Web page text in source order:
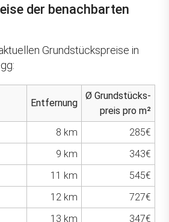
der benachbarten
Grundstückspreise in
Entfernung
Ø Grundstücks-
preis pro m²
8 km
285€
9 km
343€
11 km
545€
12 km
727€
13 km 347€